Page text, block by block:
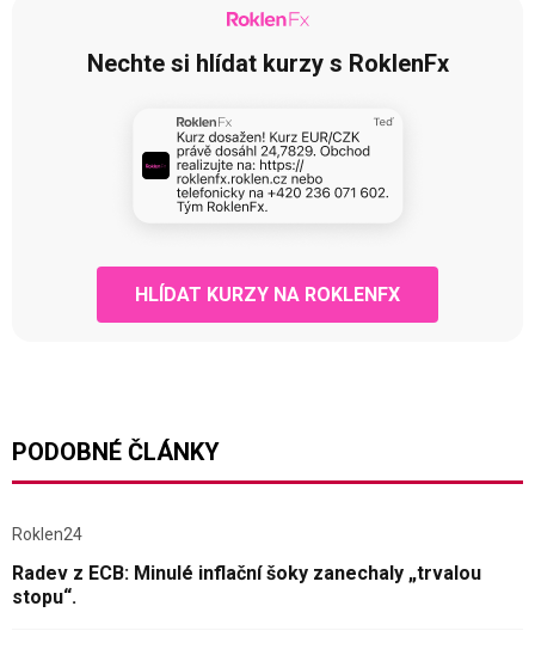
Nechte si hlídat kurzy s RoklenFx
HLÍDAT KURZY NA ROKLENFX
PODOBNÉ ČLÁNKY
Roklen24
Radev z ECB: Minulé inflační šoky zanechaly „trvalou
stopu“.